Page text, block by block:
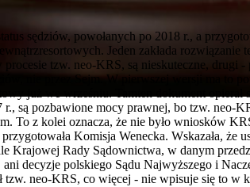
sędziów, powołanych po 2018 r., a
Jeden zakłada rozwiązanie
tzw. neo-KRS, są nieskuteczne, drugi
nie przez Sejm. W pierwszej wersji ma to
już we wrześniu. Tamten dokument opierał
są pozbawione mocy prawnej, bo tzw. neo-
To z kolei oznacza, że nie było wniosków
Komisja Wenecka. Wskazała, że
Krajowej Rady Sądownictwa, w danym
decyzje polskiego Sądu Najwyższego i
tzw. neo-KRS, co więcej - nie wpisuje się to w